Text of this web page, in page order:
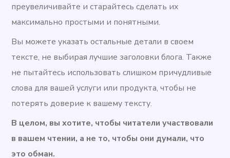
преувеличивайте и старайтесь сделать их
максимально простыми и понятными.
Вы можете указать остальные детали в своем
тексте, не выбирая лучшие заголовки блога. Также
не пытайтесь использовать слишком причудливые
слова для вашей услуги или продукта, чтобы не
потерять доверие к вашему тексту.
В целом, вы хотите, чтобы читатели участвовали
в вашем чтении, а не то, чтобы они думали, что
это обман.